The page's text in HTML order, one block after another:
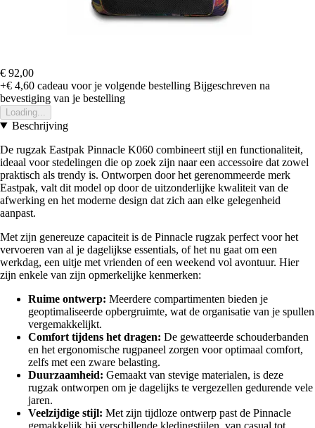
€ 92,00
+€ 4,60 cadeau voor je volgende bestelling Bijgeschreven na
bevestiging van je bestelling
Loading...
Beschrijving
De rugzak Eastpak Pinnacle K060 combineert stijl en functionaliteit,
ideaal voor stedelingen die op zoek zijn naar een accessoire dat zowel
praktisch als trendy is. Ontworpen door het gerenommeerde merk
Eastpak, valt dit model op door de uitzonderlijke kwaliteit van de
afwerking en het moderne design dat zich aan elke gelegenheid
aanpast.
Met zijn genereuze capaciteit is de Pinnacle rugzak perfect voor het
vervoeren van al je dagelijkse essentials, of het nu gaat om een
werkdag, een uitje met vrienden of een weekend vol avontuur. Hier
zijn enkele van zijn opmerkelijke kenmerken:
Ruime ontwerp: Meerdere compartimenten bieden je
geoptimaliseerde opbergruimte, wat de organisatie van je spullen
vergemakkelijkt.
Comfort tijdens het dragen: De gewatteerde schouderbanden
en het ergonomische rugpaneel zorgen voor optimaal comfort,
zelfs met een zware belasting.
Duurzaamheid: Gemaakt van stevige materialen, is deze
rugzak ontworpen om je dagelijks te vergezellen gedurende vele
jaren.
Veelzijdige stijl: Met zijn tijdloze ontwerp past de Pinnacle
gemakkelijk bij verschillende kledingstijlen, van casual tot